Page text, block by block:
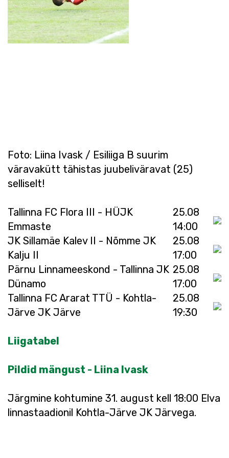
Foto: Liina Ivask / Esiliiga B suurim
väravakütt tähistas juubeliväravat (25)
selliselt!
Tallinna FC Flora III - HÜJK
Emmaste
25.08
14:00
JK Sillamäe Kalev II - Nõmme JK
Kalju II
25.08
17:00
Pärnu Linnameeskond - Tallinna JK
Dünamo
25.08
17:00
Tallinna FC Ararat TTÜ - Kohtla-
Järve JK Järve
25.08
19:30
Liigatabel
Pildid mängust - Liina Ivask
Järgmine kohtumine 31. august kell 18:00 Elva
linnastaadionil Kohtla-Järve JK Järvega.